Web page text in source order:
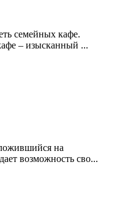
семейных кафе.
– изысканный ...
на
возможность сво...